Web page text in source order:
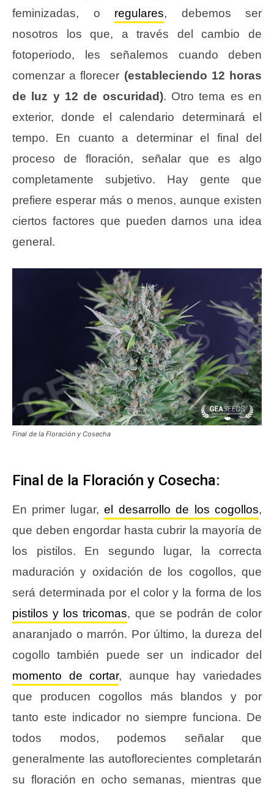
feminizadas, o regulares, debemos ser
nosotros los que, a través del cambio de
fotoperiodo, les señalemos cuando deben
comenzar a florecer (estableciendo 12 horas
de luz y 12 de oscuridad). Otro tema es en
exterior, donde el calendario determinará el
tempo. En cuanto a determinar el final del
proceso de floración, señalar que es algo
completamente subjetivo. Hay gente que
prefiere esperar más o menos, aunque existen
ciertos factores que pueden darnos una idea
general.
Final de la Floración y Cosecha
Final de la Floración y Cosecha:
En primer lugar,el desarrollo de los cogollos,
que deben engordar hasta cubrir la mayoría de
los pistilos. En segundo lugar, la correcta
maduración y oxidación de los cogollos, que
será determinada por el color y la forma de los
pistilos y los tricomas, que se podrán de color
anaranjado o marrón. Por último, la dureza del
cogollo también puede ser un indicador del
momento de cortar, aunque hay variedades
que producen cogollos más blandos y por
tanto este indicador no siempre funciona. De
todos modos, podemos señalar que
generalmente las autoflorecientes completarán
su floración en ocho semanas, mientras que